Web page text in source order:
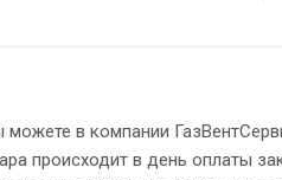
в компании
происходит в день оплаты